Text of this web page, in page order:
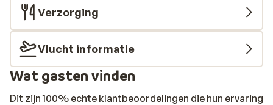
Verzorging
Vlucht informatie
Wat gasten vinden
Dit zijn 100% echte klantbeoordelingen die hun ervaring